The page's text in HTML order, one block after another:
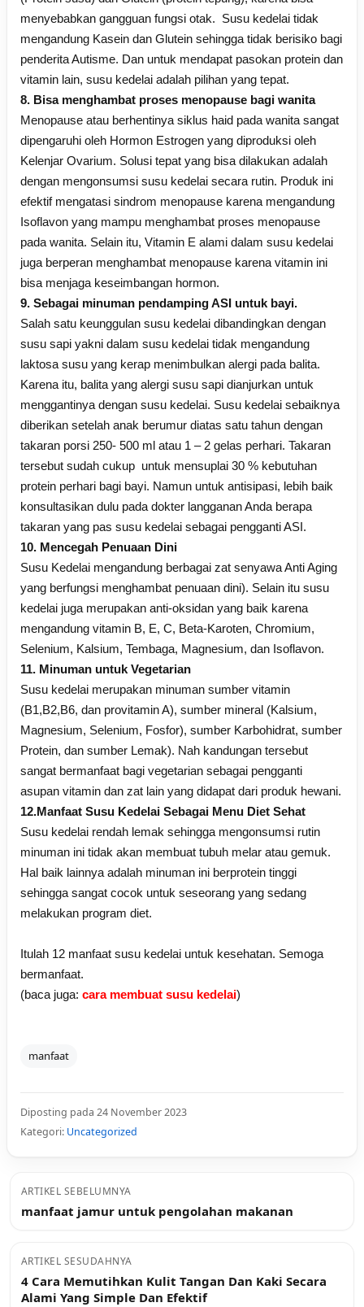
menyebabkan gangguan fungsi otak. Susu kedelai tidak
mengandung Kasein dan Glutein sehingga tidak berisiko bagi
penderita Autisme. Dan untuk mendapat pasokan protein dan
vitamin lain, susu kedelai adalah pilihan yang tepat.
8. Bisa menghambat proses menopause bagi wanita
Menopause atau berhentinya siklus haid pada wanita sangat
dipengaruhi oleh Hormon Estrogen yang diproduksi oleh
Kelenjar Ovarium. Solusi tepat yang bisa dilakukan adalah
dengan mengonsumsi susu kedelai secara rutin. Produk ini
efektif mengatasi sindrom menopause karena mengandung
Isoflavon yang mampu menghambat proses menopause
pada wanita. Selain itu, Vitamin E alami dalam susu kedelai
juga berperan menghambat menopause karena vitamin ini
bisa menjaga keseimbangan hormon.
9. Sebagai minuman pendamping ASI untuk bayi.
Salah satu keunggulan susu kedelai dibandingkan dengan
susu sapi yakni dalam susu kedelai tidak mengandung
laktosa susu yang kerap menimbulkan alergi pada balita.
Karena itu, balita yang alergi susu sapi dianjurkan untuk
menggantinya dengan susu kedelai. Susu kedelai sebaiknya
diberikan setelah anak berumur diatas satu tahun dengan
takaran porsi 250- 500 ml atau 1 – 2 gelas perhari. Takaran
tersebut sudah cukup untuk mensuplai 30 % kebutuhan
protein perhari bagi bayi. Namun untuk antisipasi, lebih baik
konsultasikan dulu pada dokter langganan Anda berapa
takaran yang pas susu kedelai sebagai pengganti ASI.
10. Mencegah Penuaan Dini
Susu Kedelai mengandung berbagai zat senyawa Anti Aging
yang berfungsi menghambat penuaan dini). Selain itu susu
kedelai juga merupakan anti-oksidan yang baik karena
mengandung vitamin B, E, C, Beta-Karoten, Chromium,
Selenium, Kalsium, Tembaga, Magnesium, dan Isoflavon.
11. Minuman untuk Vegetarian
Susu kedelai merupakan minuman sumber vitamin
(B1,B2,B6, dan provitamin A), sumber mineral (Kalsium,
Magnesium, Selenium, Fosfor), sumber Karbohidrat, sumber
Protein, dan sumber Lemak). Nah kandungan tersebut
sangat bermanfaat bagi vegetarian sebagai pengganti
asupan vitamin dan zat lain yang didapat dari produk hewani.
12.Manfaat Susu Kedelai Sebagai Menu Diet Sehat
Susu kedelai rendah lemak sehingga mengonsumsi rutin
minuman ini tidak akan membuat tubuh melar atau gemuk.
Hal baik lainnya adalah minuman ini berprotein tinggi
sehingga sangat cocok untuk seseorang yang sedang
melakukan program diet.
Itulah 12 manfaat susu kedelai untuk kesehatan. Semoga
bermanfaat.
(baca juga: cara membuat susu kedelai)
manfaat
Diposting pada 24 November 2023
Kategori: Uncategorized
ARTIKEL SEBELUMNYA
manfaat jamur untuk pengolahan makanan
ARTIKEL SESUDAHNYA
4 Cara Memutihkan Kulit Tangan Dan Kaki Secara
Alami Yang Simple Dan Efektif